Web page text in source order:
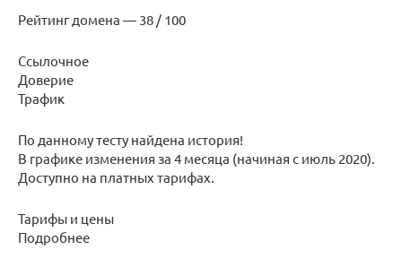
Рейтинг домена — 38 / 100
Ссылочное
Доверие
Трафик
По данному тесту найдена история!
В графике изменения за 4 месяца (начиная с июль 2020).
Доступно на платных тарифах.
Тарифы и цены
Подробнее